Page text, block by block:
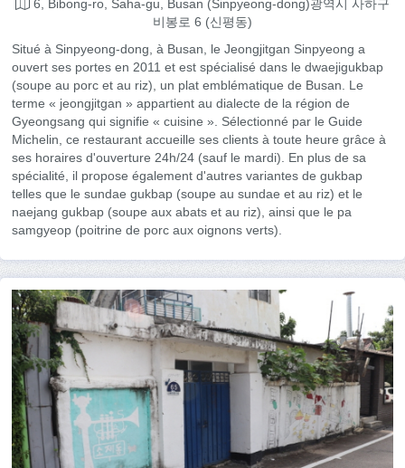
6, Bibong-ro, Saha-gu, Busan (Sinpyeong-dong)광역시 사하구
비봉로 6 (신평동)
Situé à Sinpyeong-dong, à Busan, le Jeongjitgan Sinpyeong a
ouvert ses portes en 2011 et est spécialisé dans le dwaejigukbap
(soupe au porc et au riz), un plat emblématique de Busan. Le
terme « jeongjitgan » appartient au dialecte de la région de
Gyeongsang qui signifie « cuisine ». Sélectionné par le Guide
Michelin, ce restaurant accueille ses clients à toute heure grâce à
ses horaires d'ouverture 24h/24 (sauf le mardi). En plus de sa
spécialité, il propose également d'autres variantes de gukbap
telles que le sundae gukbap (soupe au sundae et au riz) et le
naejang gukbap (soupe aux abats et au riz), ainsi que le pa
samgyeop (poitrine de porc aux oignons verts).